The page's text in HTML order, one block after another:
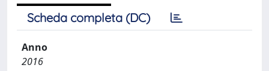
Scheda completa (DC)
Anno
2016